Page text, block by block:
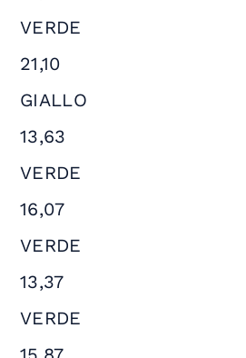
VERDE
21,10
GIALLO
13,63
VERDE
16,07
VERDE
13,37
VERDE